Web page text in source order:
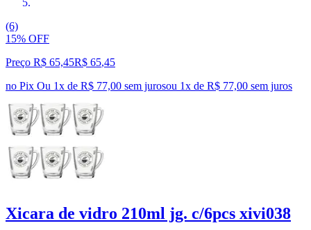
(6)
15% OFF
Preço R$ 65,45R$ 65,45
no Pix Ou 1x de R$ 77,00 sem jurosou 1x de R$ 77,00 sem juros
Xicara de vidro 210ml jg. c/6pcs xivi038